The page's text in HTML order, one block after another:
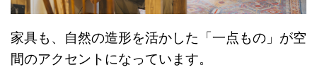
家具も、自然の造形を活かした「一点もの」が空
間のアクセントになっています。